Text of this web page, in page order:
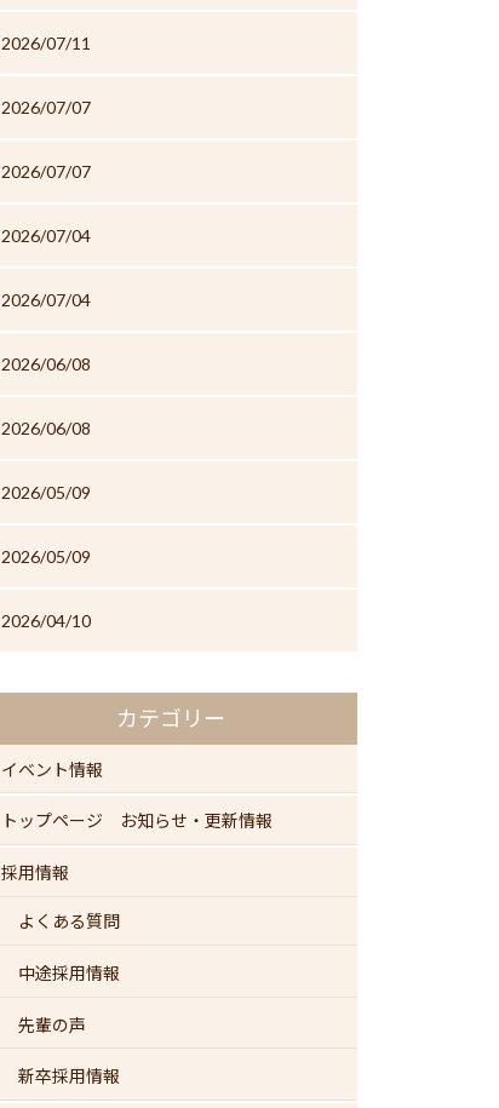
2026/07/11
2026/07/07
2026/07/07
2026/07/04
2026/07/04
2026/06/08
2026/06/08
2026/05/09
2026/05/09
2026/04/10
カテゴリー
イベント情報
トップページ お知らせ・更新情報
採用情報
よくある質問
中途採用情報
先輩の声
新卒採用情報